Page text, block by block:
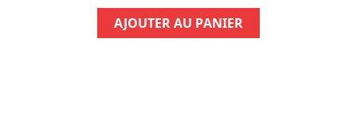
AJOUTER AU PANIER